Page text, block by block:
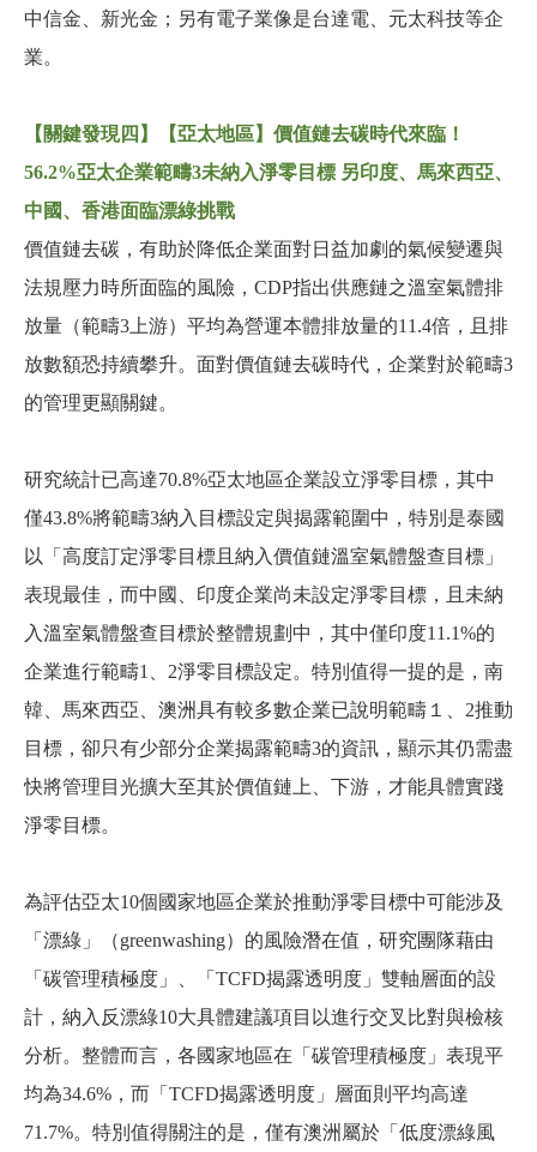
中信金、新光金；另有電子業像是台達電、元太科技等企
業。
【關鍵發現四】【亞太地區】價值鏈去碳時代來臨！
56.2%亞太企業範疇3未納入淨零目標 另印度、馬來西亞、
中國、香港面臨漂綠挑戰
價值鏈去碳，有助於降低企業面對日益加劇的氣候變遷與
法規壓力時所面臨的風險，CDP指出供應鏈之溫室氣體排
放量（範疇3上游）平均為營運本體排放量的11.4倍，且排
放數額恐持續攀升。面對價值鏈去碳時代，企業對於範疇3
的管理更顯關鍵。
研究統計已高達70.8%亞太地區企業設立淨零目標，其中
僅43.8%將範疇3納入目標設定與揭露範圍中，特別是泰國
以「高度訂定淨零目標且納入價值鏈溫室氣體盤查目標」
表現最佳，而中國、印度企業尚未設定淨零目標，且未納
入溫室氣體盤查目標於整體規劃中，其中僅印度11.1%的
企業進行範疇1、 2淨零目標設定。特別值得一提的是，南
韓、馬來西亞、澳洲具有較多數企業已說明範疇１、2推動
目標，卻只有少部分企業揭露範疇3的資訊，顯示其仍需盡
快將管理目光擴大至其於價值鏈上、下游，才能具體實踐
淨零目標。
為評估亞太10個國家地區企業於推動淨零目標中可能涉及
「漂綠」（greenwashing）的風險潛在值，研究團隊藉由
「碳管理積極度」、「TCFD揭露透明度」雙軸層面的設
計，納入反漂綠10大具體建議項目以進行交叉比對與檢核
分析。整體而言，各國家地區在「碳管理積極度」表現平
均為34.6%，而「TCFD揭露透明度」層面則平均高達
71.7%。特別值得關注的是，僅有澳洲屬於「低度漂綠風